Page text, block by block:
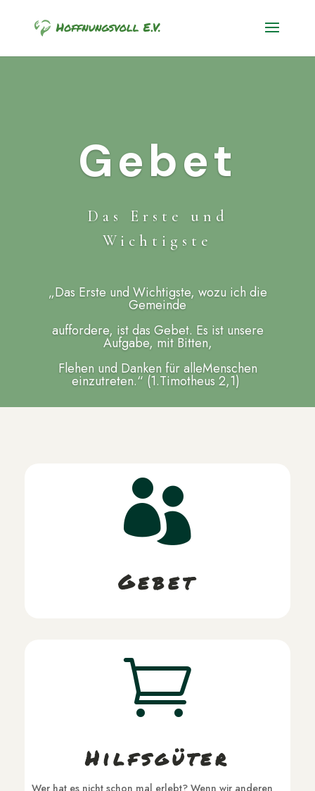
Gebet
Das Erste und
Wichtigste
„Das Erste und Wichtigste, wozu ich die
Gemeinde
auffordere, ist das Gebet. Es ist unsere
Aufgabe, mit Bitten,
Flehen und Danken für alleMenschen
einzutreten.“ (1.Timotheus 2,1)

Gebet

Hilfsgüter
Wer hat es nicht schon mal erlebt? Wenn wir anderen